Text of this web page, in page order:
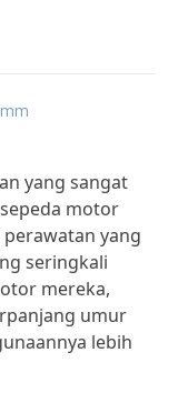
yang sangat
motor
yang
seringkali
mereka,
umur
lebih